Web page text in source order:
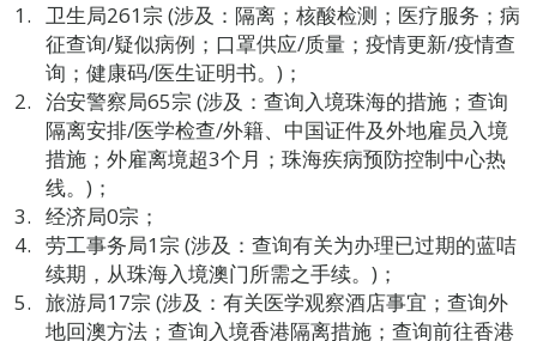
卫生局261宗 (涉及：隔离；核酸检测；医疗服务；病
征查询/疑似病例；口罩供应/质量；疫情更新/疫情查
询；健康码/医生证明书。)；
治安警察局65宗 (涉及：查询入境珠海的措施；查询
隔离安排/医学检查/外籍、中国证件及外地雇员入境
措施；外雇离境超3个月；珠海疾病预防控制中心热
线。)；
经济局0宗；
劳工事务局1宗 (涉及：查询有关为办理已过期的蓝咭
续期，从珠海入境澳门所需之手续。)；
旅游局17宗 (涉及：有关医学观察酒店事宜；查询外
地回澳方法；查询入境香港隔离措施；查询前往香港